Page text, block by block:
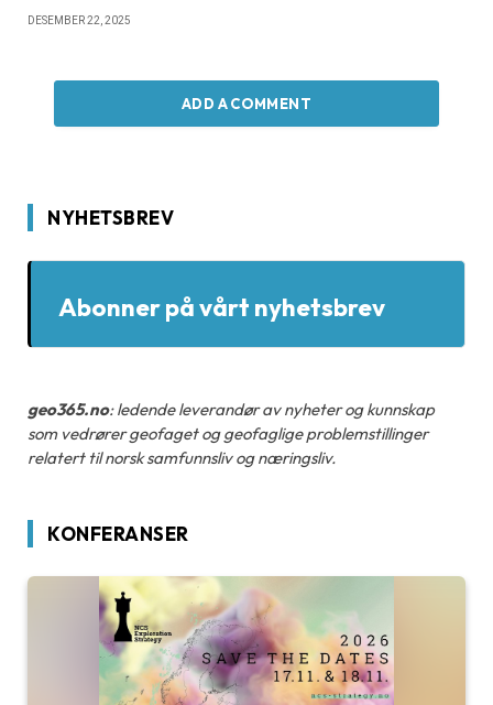
DESEMBER 22, 2025
ADD A COMMENT
NYHETSBREV
Abonner på vårt nyhetsbrev
geo365.no: ledende leverandør av nyheter og kunnskap
som vedrører geofaget og geofaglige problemstillinger
relatert til norsk samfunnsliv og næringsliv.
KONFERANSER